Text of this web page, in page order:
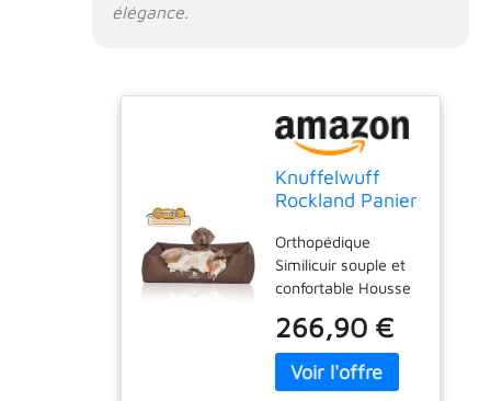
élégance.
Knuffelwuff
Rockland Panier
en Similicuir
Grande Marron
Taille XXXL 155
x 105 cm
Orthopédique
Similicuir souple et
confortable Housse
avec lingette
humide ou à l'
aspirateur
266,90 €